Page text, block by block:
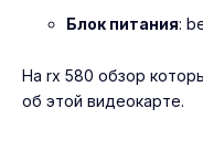
Блок питания:
На rx 580 обзор
об этой видеокарте.